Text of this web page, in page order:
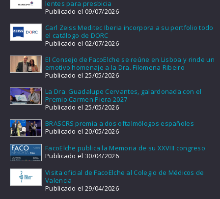
lentes para presbicia
Publicado el 09/07/2026
Carl Zeiss Meditec Iberia incorpora a su portfolio todo
el catálogo de DORC
Publicado el 02/07/2026
El Consejo de FacoElche se reúne en Lisboa y rinde un
emotivo homenaje a la Dra. Filomena Ribeiro
Publicado el 25/05/2026
La Dra. Guadalupe Cervantes, galardonada con el
Premio Carmen Piera 2027
Publicado el 25/05/2026
BRASCRS premia a dos oftalmólogos españoles
Publicado el 20/05/2026
FacoElche publica la Memoria de su XXVIII congreso
Publicado el 30/04/2026
Visita oficial de FacoElche al Colegio de Médicos de
Valencia
Publicado el 29/04/2026